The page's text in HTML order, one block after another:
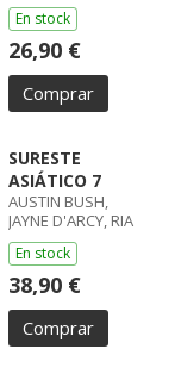
ANTHONY HAM,
KERRY
En stock
26,90 €
Comprar
SURESTE
ASIÁTICO 7
AUSTIN BUSH,
JAYNE D'ARCY, RIA
DE JONG, DAVID
En stock
38,90 €
Comprar